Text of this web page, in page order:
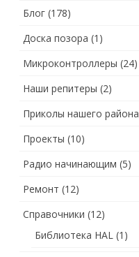
Блог (178)
Доска позора (1)
Микроконтроллеры (24)
Наши репитеры (2)
Приколы нашего района
Проекты (10)
Радио начинающим (5)
Ремонт (12)
Справочники (12)
Библиотека HAL (1)